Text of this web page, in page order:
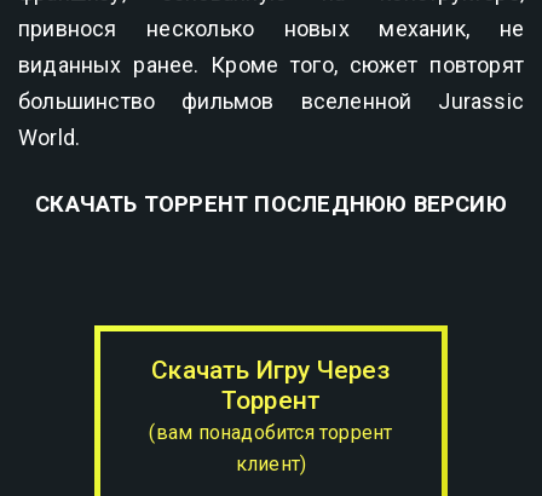
привнося несколько новых механик, не
виданных ранее. Кроме того, сюжет повторят
большинство фильмов вселенной Jurassic
World.
СКАЧАТЬ ТОРРЕНТ ПОСЛЕДНЮЮ ВЕРСИЮ
Скачать Игру Через
Торрент
(вам понадобится торрент
клиент)